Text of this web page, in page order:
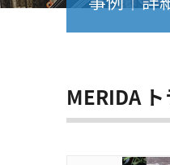
MERIDA